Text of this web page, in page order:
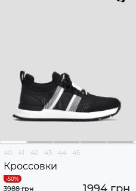
40 41 42 43 44 45
Кроссовки
3988 грн